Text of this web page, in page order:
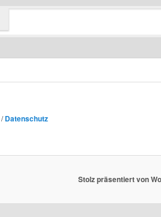
/Datenschutz
Stolz präsentiert von